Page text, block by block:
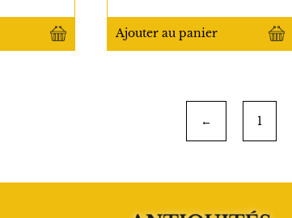
Ajouter au panier
← 1